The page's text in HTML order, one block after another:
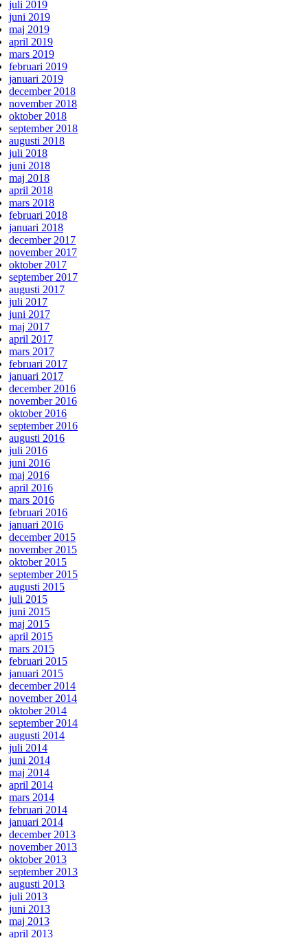
juli 2019
juni 2019
maj 2019
april 2019
mars 2019
februari 2019
januari 2019
december 2018
november 2018
oktober 2018
september 2018
augusti 2018
juli 2018
juni 2018
maj 2018
april 2018
mars 2018
februari 2018
januari 2018
december 2017
november 2017
oktober 2017
september 2017
augusti 2017
juli 2017
juni 2017
maj 2017
april 2017
mars 2017
februari 2017
januari 2017
december 2016
november 2016
oktober 2016
september 2016
augusti 2016
juli 2016
juni 2016
maj 2016
april 2016
mars 2016
februari 2016
januari 2016
december 2015
november 2015
oktober 2015
september 2015
augusti 2015
juli 2015
juni 2015
maj 2015
april 2015
mars 2015
februari 2015
januari 2015
december 2014
november 2014
oktober 2014
september 2014
augusti 2014
juli 2014
juni 2014
maj 2014
april 2014
mars 2014
februari 2014
januari 2014
december 2013
november 2013
oktober 2013
september 2013
augusti 2013
juli 2013
juni 2013
maj 2013
april 2013